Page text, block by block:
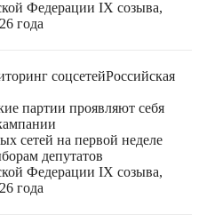
Федерации IX созыва,
года
соцсетейРоссийская
партии проявляют себя
сетей на первой неделе
депутатов
Федерации IX созыва,
года